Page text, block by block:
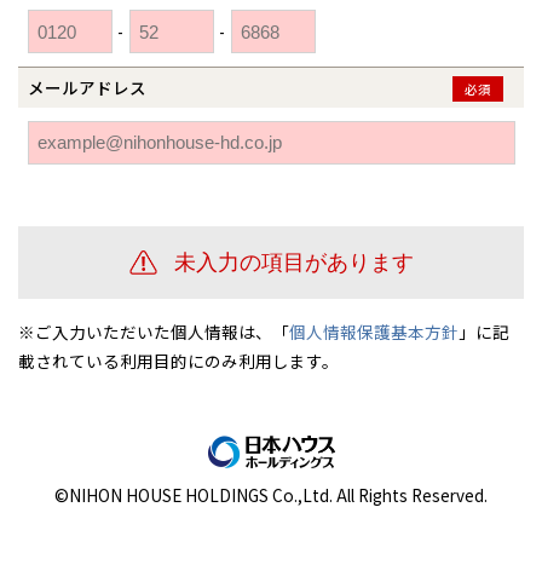
- -
メールアドレス 必須
※ご入力いただいた個人情報は、「個人情報保護基本方針 」に記
載されている利用目的にのみ利用します。
©NIHON HOUSE HOLDINGS Co.,Ltd. All Rights Reserved.
広島
山口
宮崎
鹿児島
群馬県
伊勢崎
宮崎県
宮崎
鹿児島県
鹿児島